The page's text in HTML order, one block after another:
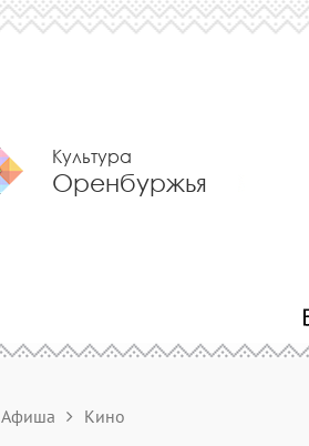
Культура
Оренбуржья
Афиша Кино